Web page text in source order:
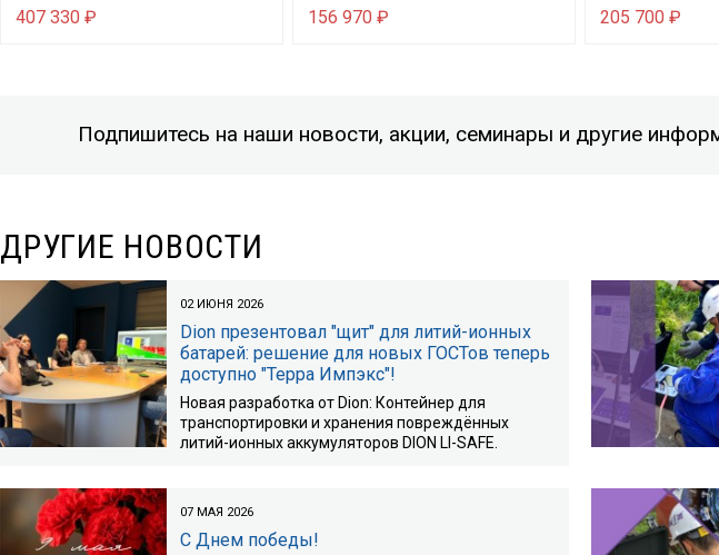
407 330 ₽ 156 970 ₽ 205 700 ₽
Подпишитесь на наши новости, акции, семинары и другие
ДРУГИЕ НОВОСТИ
02 ИЮНЯ 2026
Dion презентовал "щит" для литий-ионных
батарей: решение для новых ГОСТов теперь
доступно "Терра Импэкс"!
Новая разработка от Dion: Контейнер для
транспортировки и хранения повреждённых
литий-ионных аккумуляторов DION LI-SAFE.
07 МАЯ 2026
С Днем победы!